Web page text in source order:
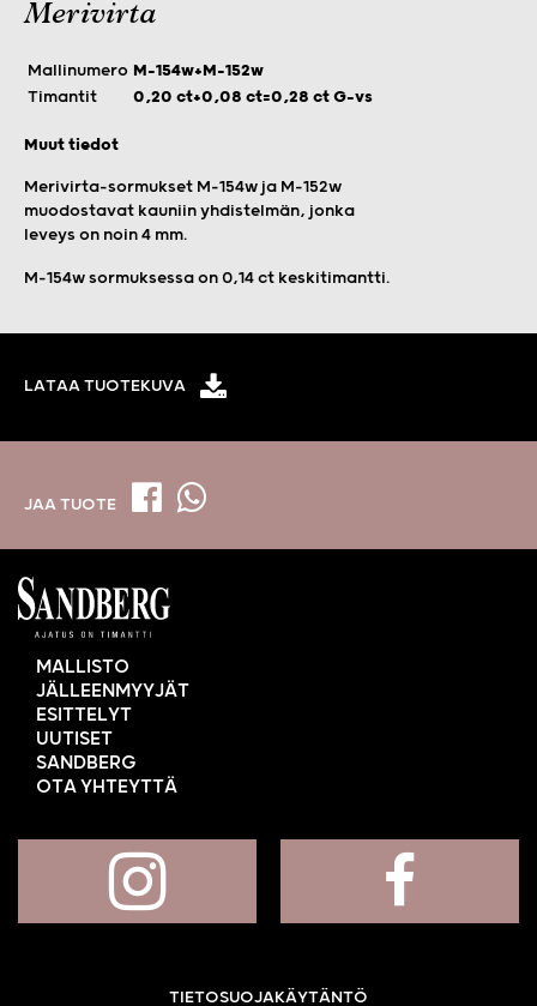
Merivirta
Mallinumero M-154w+M-152w
Timantit
0,20 ct+0,08 ct=0,28 ct G-vs
Muut tiedot
Merivirta-sormukset M-154w ja M-152w
muodostavat kauniin yhdistelmän, jonka
leveys on noin 4 mm.
M-154w sormuksessa on 0,14 ct keskitimantti.
LATAA TUOTEKUVA
JAA TUOTE
MALLISTO
JÄLLEENMYYJÄT
ESITTELYT
UUTISET
SANDBERG
OTA YHTEYTTÄ
TIETOSUOJAKÄYTÄNTÖ